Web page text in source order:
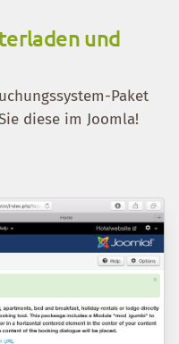
und
Paket
diese im Joomla!